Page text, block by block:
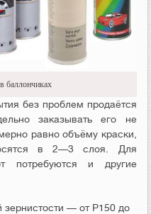
баллончиках
без проблем продаётся
заказывать его не
равно объёму краски,
в 2—3 слоя. Для
потребуются и другие
зернистости — от Р150 до